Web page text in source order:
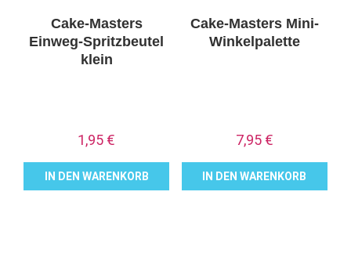
Cake-Masters
Einweg-Spritzbeutel
klein
1,95 €
IN DEN WARENKORB
Cake-Masters Mini-
Winkelpalette
7,95 €
IN DEN WARENKORB